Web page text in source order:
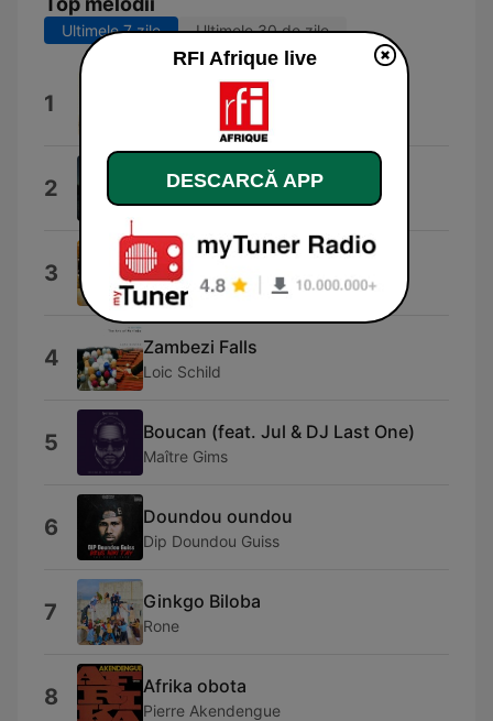
Ultimele 7 zile Ultimele 30 de zile
1
2 Together
Paul Leonard-Morgan
3 Desobediència
Màrius Alfambra
4 Zambezi Falls
Loic Schild
5 Boucan (feat. Jul & DJ Last One)
Maître Gims
6 Doundou oundou
Dip Doundou Guiss
7 Ginkgo Biloba
Rone
8 Afrika obota
Pierre Akendengue
RFI Afrique live
DESCARCĂ APP